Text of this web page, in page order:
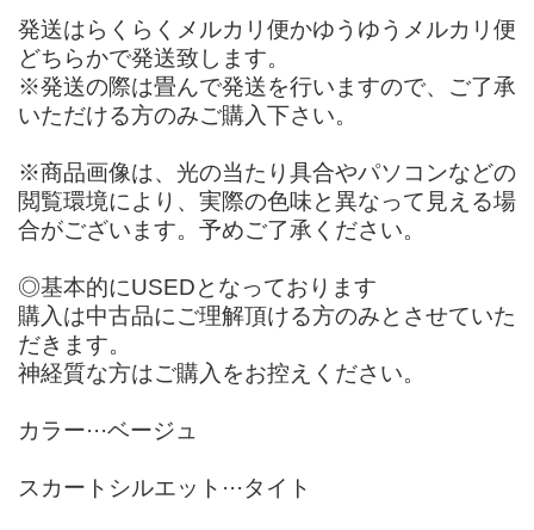
発送はらくらくメルカリ便かゆうゆうメルカリ便
どちらかで発送致します。
※発送の際は畳んで発送を行いますので、ご了承
いただける方のみご購入下さい。
※商品画像は、光の当たり具合やパソコンなどの
閲覧環境により、実際の色味と異なって見える場
合がございます。予めご了承ください。
◎基本的にUSEDとなっております
購入は中古品にご理解頂ける方のみとさせていた
だきます。
神経質な方はご購入をお控えください。
カラー···ベージュ
スカートシルエット···タイト